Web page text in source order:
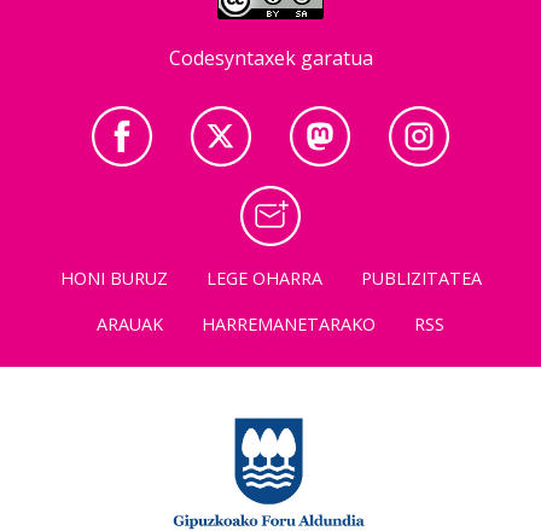
Codesyntaxek garatua
HONI BURUZ LEGE OHARRA
PUBLIZITATEA
ARAUAK
HARREMANETARAKO RSS